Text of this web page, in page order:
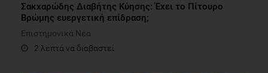
Σακχαρώδης Διαβήτης Κύησης: Έχει το Πίτουρο
Βρώμης ευεργετική επίδραση;
Επιστημονικά Νέα
2 λεπτά να διαβαστεί